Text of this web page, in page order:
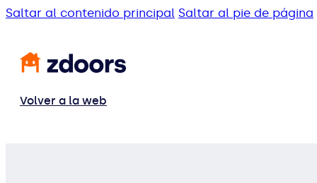
Saltar al contenido principal Saltar al pie de página
Volver a la web